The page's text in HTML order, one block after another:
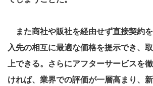
また商社や販社を経由せず直接契約
入先の相互に最適な価格を提示でき、
上できる。さらにアフターサービスを
ければ、業界での評価が一層高まり、